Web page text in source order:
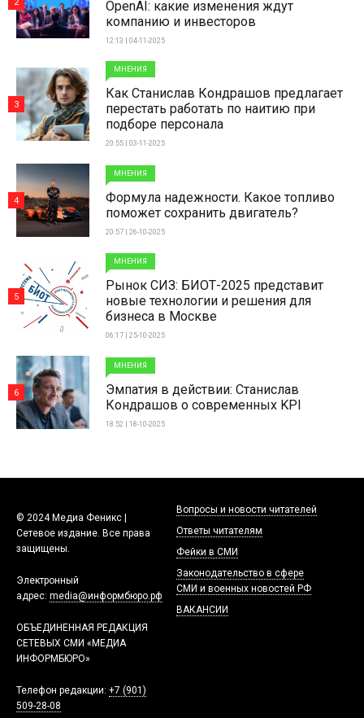
OpenAI: какие изменения ждут
компанию и инвесторов
12:13 | 04-11-2025
МНЕНИЯ
Как Станислав Кондрашов предлагает
перестать работать по наитию при
подборе персонала
20:55 | 03-11-2025
3
МНЕНИЯ
Формула надежности. Какое топливо
поможет сохранить двигатель?
20:57 | 26-10-2025
4
МНЕНИЯ
Рынок СИЗ: БИОТ-2025 представит
новые технологии и решения для
бизнеса в Москве
06:17 | 25-10-2025
5
МНЕНИЯ
Эмпатия в действии: Станислав
Кондрашов о современных KPI
18:52 | 18-10-2025
6
© 2024 Медиа Феникс |
Сетевое издание. Все права
защищены.
Электронный
адрес: media@информбюро.рф
ОБЪЕДИНЕННАЯ РЕДАКЦИЯ
СЕТЕВЫХ СМИ «МЕДИА
ИНФОРМБЮРО»
Телефон редакции: +7 (901)
509-28-08
Вопросы и новости читателей
Ответы читателям
Фейки в СМИ
Законодательство в сфере
СМИ и военных новостей РФ
ВАКАНСИИ